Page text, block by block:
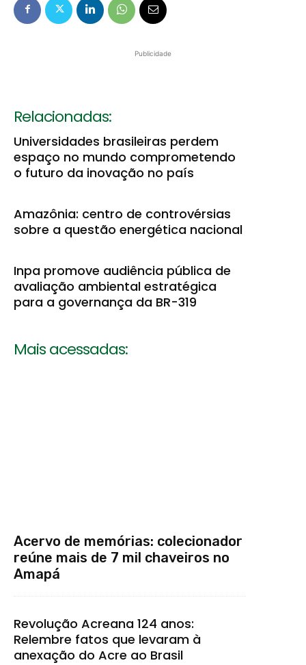
Publicidade
Relacionadas:
Universidades brasileiras perdem
espaço no mundo comprometendo
o futuro da inovação no país
Amazônia: centro de controvérsias
sobre a questão energética nacional
Inpa promove audiência pública de
avaliação ambiental estratégica
para a governança da BR-319
Mais acessadas:
Acervo de memórias: colecionador
reúne mais de 7 mil chaveiros no
Amapá
Revolução Acreana 124 anos:
Relembre fatos que levaram à
anexação do Acre ao Brasil